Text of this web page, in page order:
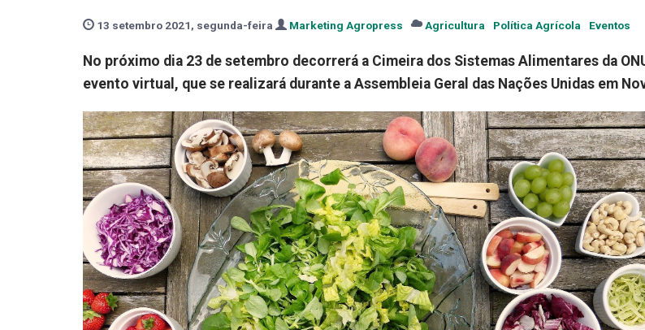
13 setembro 2021, segunda-feira Marketing Agropress Agricultura Política Agrícola Eventos
No próximo dia 23 de setembro decorrerá a Cimeira dos Sistemas Alimentares da
evento virtual, que se realizará durante a Assembleia Geral das Nações Unidas em